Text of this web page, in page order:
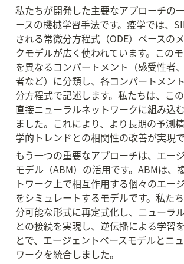
私たちが開発した主要なアプローチの
ースの機械学習手法です。疫学では、
される常微分方程式（ODE）ベースの
クモデルが広く使われています。この
を異なるコンパートメント（感受性者
者など）に分類し、各コンパートメン
分方程式で記述します。私たちは、こ
直接ニューラルネットワークに組み込
ました。これにより、より長期の予測
学的トレンドとの相関性の改善が実現
もう一つの重要なアプローチは、エー
モデル（ABM）の活用です。ABMは、
トワーク上で相互作用する個々のエー
をシミュレートするモデルです。私た
分可能な形式に再定式化し、ニューラ
との接続を実現し、逆伝播による学習
とで、エージェントベースモデルとニ
ワークを統合しました。